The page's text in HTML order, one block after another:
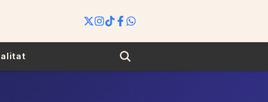
Search